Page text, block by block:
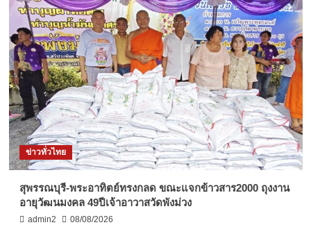
ข่าวทั่วไทย
สุพรรณบุรี-พระอาทิตย์ทรงกลด ขณะแจกข้าวสาร2000 ถุงงาน
อายุวัฒนมงคล 49ปีเจ้าอาวาสวัดพังม่วง
admin2 08/08/2026